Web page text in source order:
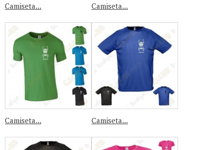
Camiseta... Camiseta...
Camiseta... Camiseta...